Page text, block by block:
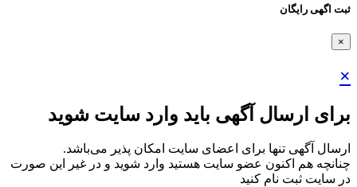
ثبت اگهی رایگان
×
×
برای ارسال آگهی باید وارد سایت شوید
ارسال آگهی تنها برای اعضای سایت امکان پذیر می‌باشد.
چنانچه هم‌ اکنون عضو سایت هستید وارد شوید و در غیر این صورت
در سایت ثبت نام کنید